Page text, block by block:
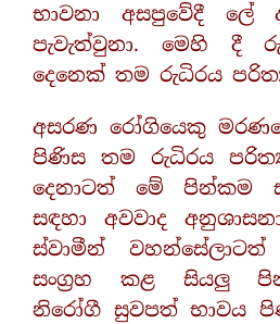
භාවනා අසපුවේදී ලේ
පැවැත්වුනා. මෙහි දී
දෙනෙක් තම රුධිරය
අසරණ රෝගියෙකු
පිණිස තම රුධිරය
දෙනාටත් මේ පින්කම
සඳහා අවවාද
ස්වාමීන් වහන්සේලාටත්
සංග්‍රහ කළ සියලු
නිරෝගී සුවපත් භාවය